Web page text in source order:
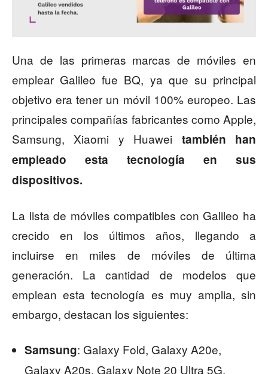
Una de las primeras marcas de móviles en
emplear Galileo fue BQ, ya que su principal
objetivo era tener un móvil 100% europeo. Las
principales compañías fabricantes como Apple,
Samsung, Xiaomi y Huawei también han
empleado esta tecnología en sus
dispositivos.
La lista de móviles compatibles con Galileo ha
crecido en los últimos años, llegando a
incluirse en miles de móviles de última
generación. La cantidad de modelos que
emplean esta tecnología es muy amplia, sin
embargo, destacan los siguientes:
Samsung: Galaxy Fold, Galaxy A20e,
Galaxy A20s, Galaxy Note 20 Ultra 5G,